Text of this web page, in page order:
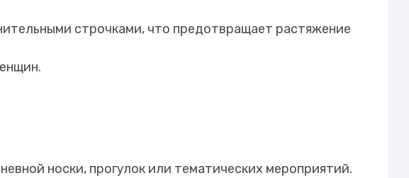
строчками, что предотвращает растяжение
носки, прогулок или тематических мероприятий.